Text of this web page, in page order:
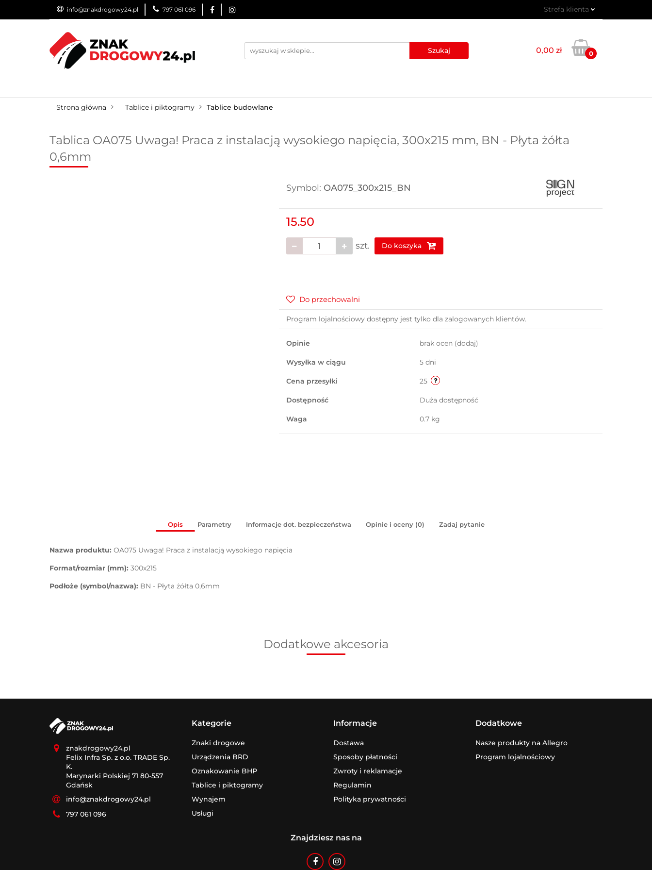
info@znakdrogowy24.pl 797 061 096 Strefa klienta
Zarejestruj się
Dodaj zgłoszenie
0,00 zł 0
ZNAKI DROGOWE URZĄDZENIA BRD
Strona główna Tablice i piktogramy Tablice budowlane
Tablica OA075 Uwaga! Praca z instalacją wysokiego napięcia, 300x215 mm, BN - Płyta żółta
0,6mm
Symbol: OA075_300x215_BN
15.50
szt. Do koszyka
Do przechowalni
Program lojalnościowy dostępny jest tylko dla zalogowanych klientów.
Opinie brak ocen (dodaj)
Wysyłka w ciągu 5 dni
Cena przesyłki 25
Dostępność Duża dostępność
Waga 0.7 kg
Opis Parametry Informacje dot. bezpieczeństwa Opinie i oceny (0) Zadaj pytanie
Nazwa produktu: OA075 Uwaga! Praca z instalacją wysokiego napięcia
Format/rozmiar (mm): 300x215
Podłoże (symbol/nazwa): BN - Płyta żółta 0,6mm
Dodatkowe akcesoria
znakdrogowy24.pl
Felix Infra Sp. z o.o. TRADE Sp.
K.
Marynarki Polskiej 71 80-557
Gdańsk
info@znakdrogowy24.pl
797 061 096
Kategorie
Znaki drogowe
Urządzenia BRD
Oznakowanie BHP
Tablice i piktogramy
Wynajem
Usługi
Informacje
Dostawa
Sposoby płatności
Zwroty i reklamacje
Regulamin
Polityka prywatności
Dodatkowe
Nasze produkty na Allegro
Program lojalnościowy
Znajdziesz nas na